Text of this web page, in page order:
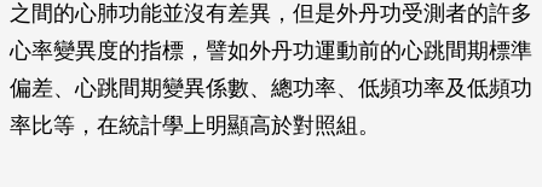
之間的心肺功能並沒有差異，但是外丹功受測者的許多
心率變異度的指標，譬如外丹功運動前的心跳間期標準
偏差、心跳間期變異係數、總功率、低頻功率及低頻功
率比等，在統計學上明顯高於對照組。